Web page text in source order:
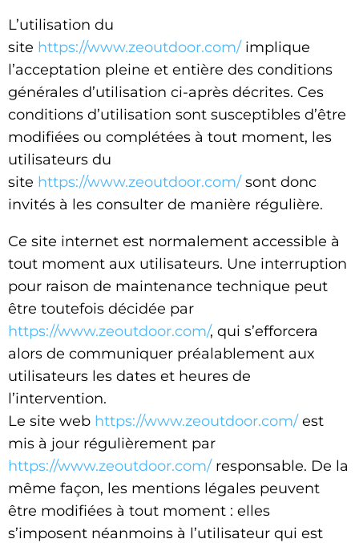
L’utilisation du
site https://www.zeoutdoor.com/ implique
l’acceptation pleine et entière des conditions
générales d’utilisation ci-après décrites. Ces
conditions d’utilisation sont susceptibles d’être
modifiées ou complétées à tout moment, les
utilisateurs du
site https://www.zeoutdoor.com/ sont donc
invités à les consulter de manière régulière.
Ce site internet est normalement accessible à
tout moment aux utilisateurs. Une interruption
pour raison de maintenance technique peut
être toutefois décidée par
https://www.zeoutdoor.com/, qui s’efforcera
alors de communiquer préalablement aux
utilisateurs les dates et heures de
l’intervention.
Le site web https://www.zeoutdoor.com/ est
mis à jour régulièrement par
https://www.zeoutdoor.com/ responsable. De la
même façon, les mentions légales peuvent
être modifiées à tout moment : elles
s’imposent néanmoins à l’utilisateur qui est